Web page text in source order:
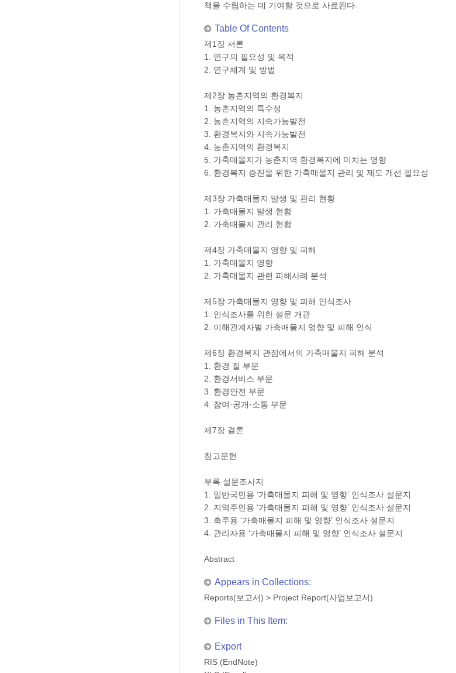
책을 수립하는 데 기여할 것으로 사료된다.
Table Of Contents
제1장 서론
1. 연구의 필요성 및 목적
2. 연구체계 및 방법
제2장 농촌지역의 환경복지
1. 농촌지역의 특수성
2. 농촌지역의 지속가능발전
3. 환경복지와 지속가능발전
4. 농촌지역의 환경복지
5. 가축매몰지가 농촌지역 환경복지에 미치는 영향
6. 환경복지 증진을 위한 가축매몰지 관리 및 제도 개선 필요성
제3장 가축매몰지 발생 및 관리 현황
1. 가축매몰지 발생 현황
2. 가축매몰지 관리 현황
제4장 가축매몰지 영향 및 피해
1. 가축매몰지 영향
2. 가축매몰지 관련 피해사례 분석
제5장 가축매몰지 영향 및 피해 인식조사
1. 인식조사를 위한 설문 개관
2. 이해관계자별 가축매몰지 영향 및 피해 인식
제6장 환경복지 관점에서의 가축매몰지 피해 분석
1. 환경 질 부문
2. 환경서비스 부문
3. 환경안전 부문
4. 참여·공개·소통 부문
제7장 결론
참고문헌
부록 설문조사지
1. 일반국민용 ‘가축매몰지 피해 및 영향’ 인식조사 설문지
2. 지역주민용 ‘가축매몰지 피해 및 영향’ 인식조사 설문지
3. 축주용 ‘가축매몰지 피해 및 영향’ 인식조사 설문지
4. 관리자용 ‘가축매몰지 피해 및 영향’ 인식조사 설문지
Abstract
Appears in Collections:
Reports(보고서) > Project Report(사업보고서)
Files in This Item:
Export
RIS (EndNote)